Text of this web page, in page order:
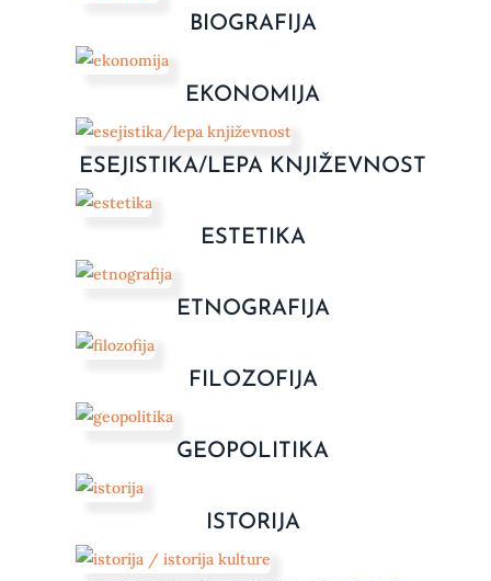
BIOGRAFIJA
EKONOMIJA
ESEJISTIKA/LEPA KNJIŽEVNOST
ESTETIKA
ETNOGRAFIJA
FILOZOFIJA
GEOPOLITIKA
ISTORIJA